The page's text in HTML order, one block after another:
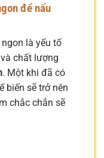
để nấu
là yếu tố
chất lượng
. Một khi đã có
biến sẽ trở nên
chắc chắn sẽ